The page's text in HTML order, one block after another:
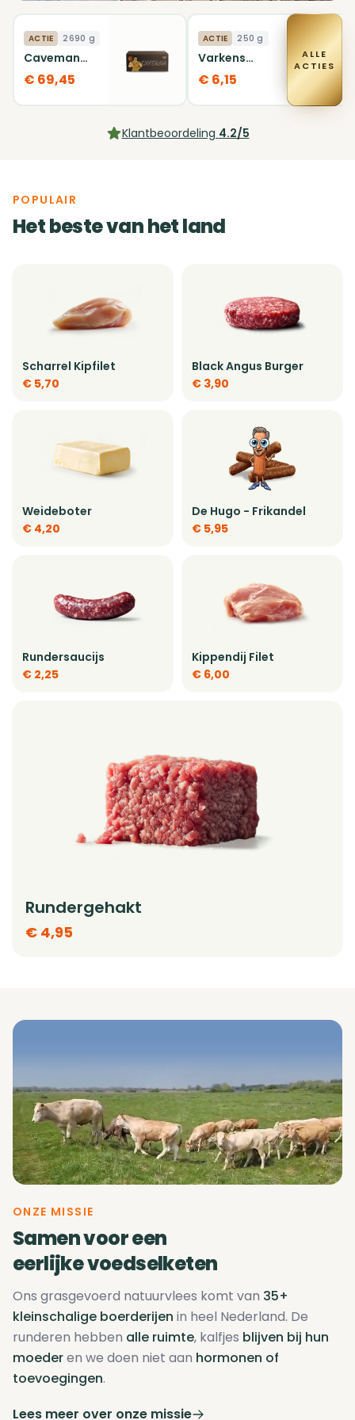
ACTIE 2690 g
Caveman
box
€ 69,45
ACTIE 250 g
Varkens
Ribeye
€ 6,15
ALLE
ACTIES
Klantbeoordeling 4.2/5
POPULAIR
Het beste van het land
Scharrel Kipfilet
€ 5,70
Black Angus Burger
€ 3,90
Weideboter
€ 4,20
De Hugo - Frikandel
€ 5,95
Rundersaucijs
€ 2,25
Kippendij Filet
€ 6,00
Rundergehakt
€ 4,95
ONZE MISSIE
Samen voor een
eerlijke voedselketen
Ons grasgevoerd natuurvlees komt van 35+
kleinschalige boerderijen in heel Nederland. De
runderen hebben alle ruimte, kalfjes blijven bij hun
moederen we doen niet aan hormonen of
toevoegingen.
Lees meer over onze missie